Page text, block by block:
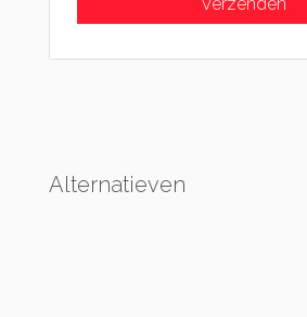
Alternatieven